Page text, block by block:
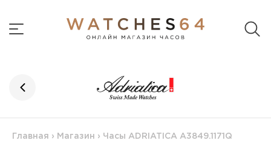
Главная › Магазин › Часы ADRIATICA A3849.1171Q